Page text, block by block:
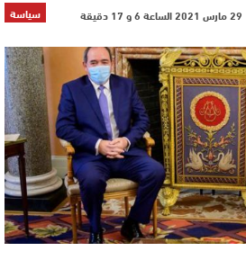
سياسة 29 مارس 2021 الساعة 6 و 17 دقيقة